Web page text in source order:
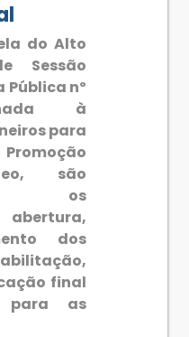
do Alto
Sessão
nº
à
para
são
os
dos
final
para as